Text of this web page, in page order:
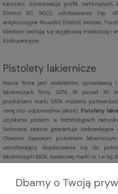
karoserii, konserwacja profili
Dinitrol RC 900), odrdzewiacze (np.
antykorozyjne Noxudol, Dinitrol, Innotec,
klientom cechują się wyjątkową trwałością i
konkurencyjne.
Pistolety lakiernicze
Nasza firma jest wieloletnim sprzedawcą
lakierniczych firmy SATA. W ponad 30
produktami marki SATA możemy
ceną stoi odpowiednia jakość. Pistolety
uzyskania poziom w technologiach
fachowca zawsze gwarantuje
Obecnie topowym pistoletem
umożliwiający dopasowanie się do
lakierniczych SATA, światowej marki nr 1 w
Dbamy o Twoją